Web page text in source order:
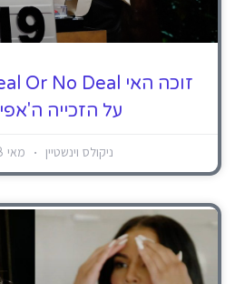
על הזכייה
ניקולס וינשטיין מאי 18, 2024